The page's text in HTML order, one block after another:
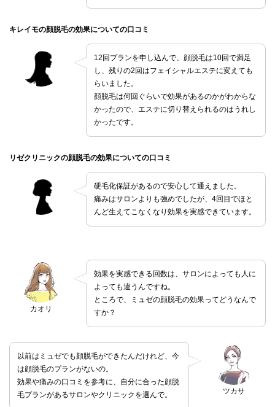
キレイモの顔脱毛の効果についての口コミ
12回プランを申し込んで、顔脱毛は10回で満足
し、残りの2回はフェイシャルエステに変えても
らいました。
顔脱毛は何回ぐらいで効果があるのかがわからな
かったので、エステに切り替えられるのはうれし
かったです。
リゼクリニックの顔脱毛の効果についての口コミ
硬毛化保証があるので安心して通えました。
痛みはサロンよりも強めでしたが、4回目でほと
んど生えてこなくなり効果を実感できています。
カオリ
効果を実感できる回数は、サロンによっても人に
よっても違うんですね。
ところで、ミュゼの顔脱毛の効果ってどうなんで
すか？
ツカサ
以前はミュゼでも顔脱毛ができたんだけれど、今
は顔脱毛のプランがないの。
効果や痛みの口コミを参考に、自分に合った顔脱
毛プランがあるサロンやクリニックを選んで。